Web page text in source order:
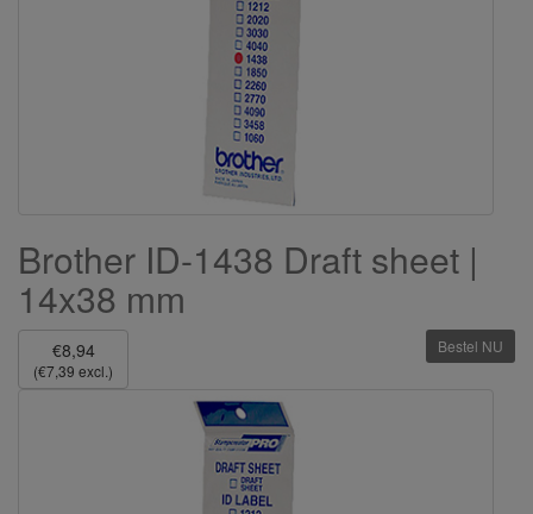
Brother ID-1438 Draft sheet |
14x38 mm
€8,94
(€7,39 excl.)
Bestel NU